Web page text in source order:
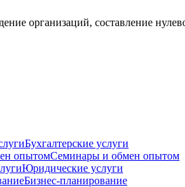
организаций, составление
Бухгалтерские услуги
Семинары и обмен опытом
Юридические услуги
Бизнес-планирование